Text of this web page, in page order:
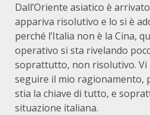
Dall’Oriente asiatico è
appariva risolutivo e lo si è
perché l’Italia non è la Cina,
operativo si sta rivelando
soprattutto, non risolutivo. Vi
seguire il mio ragionamento,
stia la chiave di tutto, e
situazione italiana.